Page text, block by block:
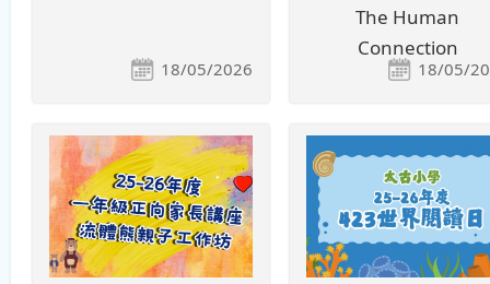
18/05/2026
The Human
Connection
18/05/